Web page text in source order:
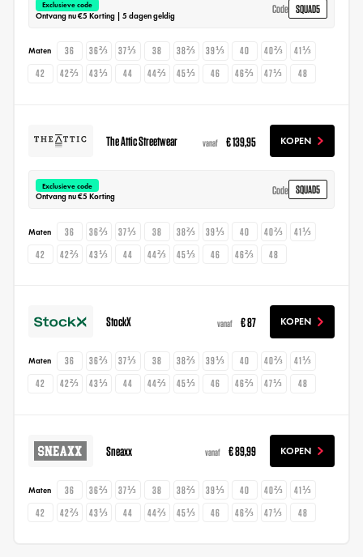
Exclusieve code
Ontvang nu €5 Korting | 5 dagen geldig
Code SQUAD5
Maten 36 36⅔ 37⅓ 38 38⅔ 39⅓ 40 40⅔
41⅓
42
42⅔ 43⅓ 44 44⅔ 45⅓ 46 46⅔ 47⅓ 48
The Attic Streetwear vanaf € 139,95 KOPEN
Exclusieve code
Ontvang nu €5 Korting
Code SQUAD5
Maten 36 36⅔ 37⅓ 38 38⅔ 39⅓ 40 40⅔
41⅓
42
42⅔ 43⅓ 44 44⅔ 45⅓ 46 46⅔ 48
StockX vanaf € 87 KOPEN
Maten 36 36⅔ 37⅓ 38 38⅔ 39⅓ 40 40⅔
41⅓
42
42⅔ 43⅓ 44 44⅔ 45⅓ 46 46⅔ 47⅓ 48
Sneaxx vanaf € 89,99 KOPEN
Maten 36 36⅔ 37⅓ 38 38⅔ 39⅓ 40 40⅔
41⅓
42
42⅔ 43⅓ 44 44⅔ 45⅓ 46 46⅔ 47⅓ 48